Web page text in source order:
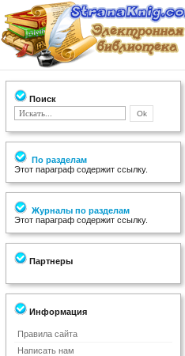
Поиск
По разделам
Этот параграф содержит ссылку.
Журналы по разделам
Этот параграф содержит ссылку.
Партнеры
Информация
Правила сайта
Написать нам